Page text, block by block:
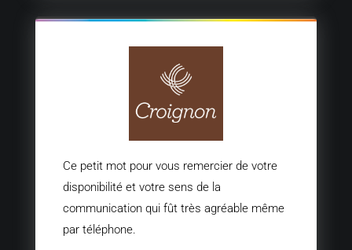
Ce petit mot pour vous remercier de votre
disponibilité et votre sens de la
communication qui fût très agréable même
par téléphone.